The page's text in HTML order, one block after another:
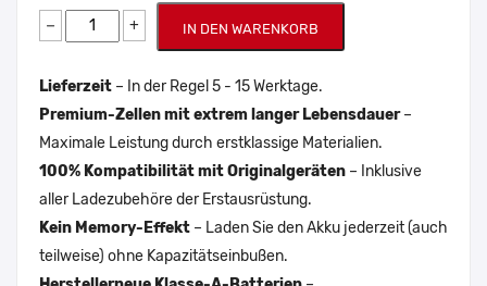
− + IN DEN WARENKORB
Lieferzeit – In der Regel 5 - 15 Werktage.
Premium-Zellen mit extrem langer Lebensdauer–
Maximale Leistung durch erstklassige Materialien.
100% Kompatibilität mit Originalgeräten – Inklusive
aller Ladezubehöre der Erstausrüstung.
Kein Memory-Effekt – Laden Sie den Akku jederzeit (auch
teilweise) ohne Kapazitätseinbußen.